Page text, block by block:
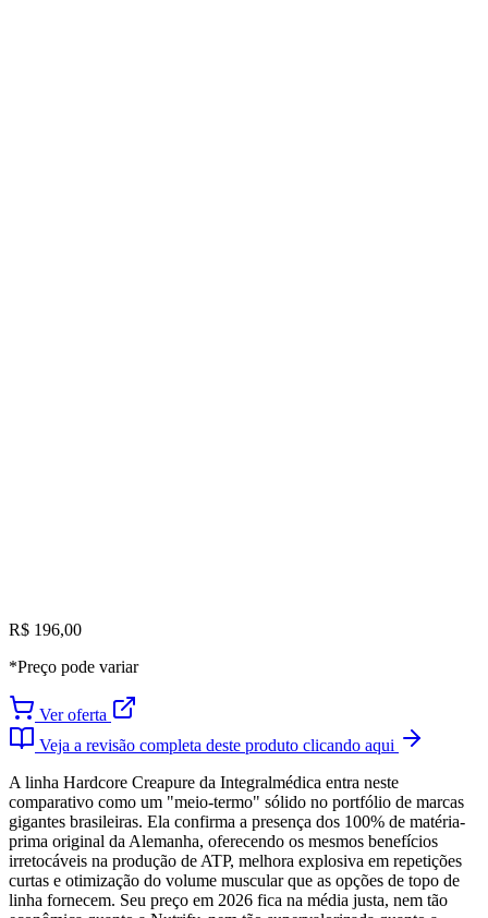
R$ 196,00
*Preço pode variar
Ver oferta
Veja a revisão completa deste produto clicando aqui
A linha Hardcore Creapure da Integralmédica entra neste
comparativo como um "meio-termo" sólido no portfólio de marcas
gigantes brasileiras. Ela confirma a presença dos 100% de matéria-
prima original da Alemanha, oferecendo os mesmos benefícios
irretocáveis na produção de ATP, melhora explosiva em repetições
curtas e otimização do volume muscular que as opções de topo de
linha fornecem. Seu preço em 2026 fica na média justa, nem tão